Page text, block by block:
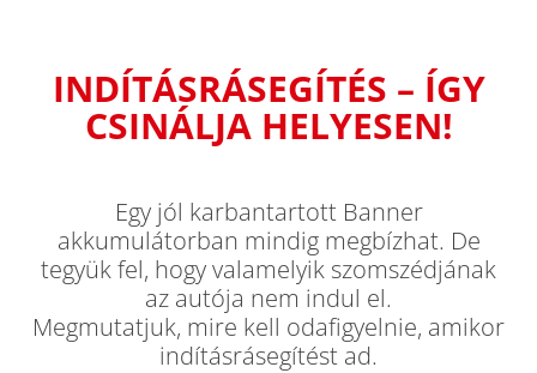
INDÍTÁSRÁSEGÍTÉS – ÍGY
CSINÁLJA HELYESEN!
Egy jól karbantartott Banner
akkumulátorban mindig megbízhat. De
tegyük fel, hogy valamelyik szomszédjának
az autója nem indul el.
Megmutatjuk, mire kell odafigyelnie, amikor
indításrásegítést ad.